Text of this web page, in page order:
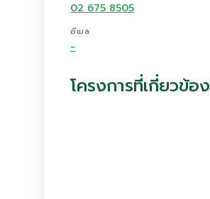
02 675 8505
อีเมล
-
โครงการที่เกี่ยวข้อง